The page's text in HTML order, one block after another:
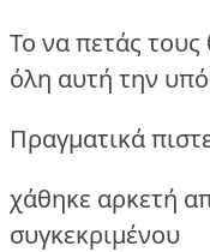
Το να πετάς
όλη αυτή την
Πραγματικά
χάθηκε αρκετή
συγκεκριμένου